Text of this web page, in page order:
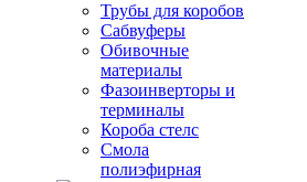
Трубы для коробов
Сабвуферы
Обивочные
материалы
Фазоинверторы и
терминалы
Короба стелс
Смола
полиэфирная